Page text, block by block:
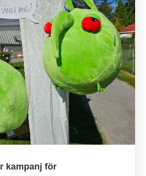
kampanj för